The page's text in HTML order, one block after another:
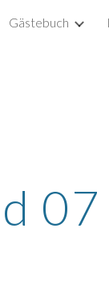
Gästebuch
07